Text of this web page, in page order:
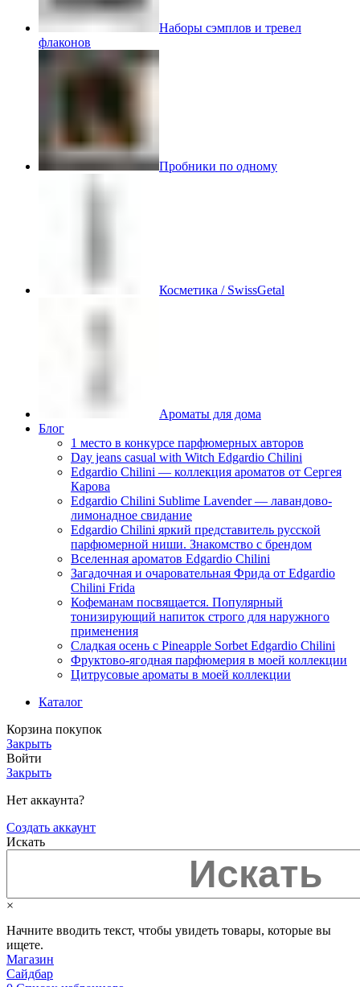
Наборы сэмплов и тревел
флаконов
Пробники по одному
Косметика / SwissGetal
Ароматы для дома
Блог
1 место в конкурсе парфюмерных авторов
Day jeans casual with Witch Edgardio Chilini
Edgardio Chilini — коллекция ароматов от Сергея
Карова
Edgardio Chilini Sublime Lavender — лавандово-
лимонадное свидание
Edgardio Chilini яркий представитель русской
парфюмерной ниши. Знакомство с брендом
Вселенная ароматов Edgardio Chilini
Загадочная и очаровательная Фрида от Edgardio
Chilini Frida
Кофеманам посвящается. Популярный
тонизирующий напиток строго для наружного
применения
Сладкая осень с Pineapple Sorbet Edgardio Chilini
Фруктово-ягодная парфюмерия в моей коллекции
​Цитрусовые ароматы в моей коллекции
Каталог
Корзина покупок
Закрыть
Войти
Закрыть
Нет аккаунта?
Создать аккаунт
Искать
×
Начните вводить текст, чтобы увидеть товары, которые вы
ищете.
Магазин
Сайдбар